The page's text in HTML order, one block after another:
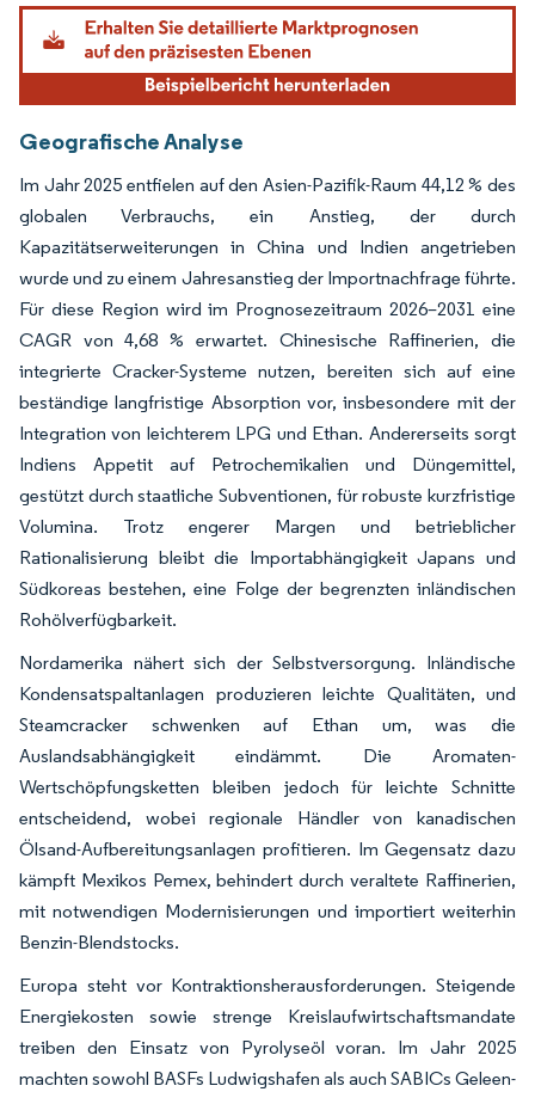
Geografische Analyse
Im Jahr 2025 entfielen auf den Asien-Pazifik-Raum 44,12 % des
globalen Verbrauchs, ein Anstieg, der durch
Kapazitätserweiterungen in China und Indien angetrieben
wurde und zu einem Jahresanstieg der Importnachfrage führte.
Für diese Region wird im Prognosezeitraum 2026–2031 eine
CAGR von 4,68 % erwartet. Chinesische Raffinerien, die
integrierte Cracker-Systeme nutzen, bereiten sich auf eine
beständige langfristige Absorption vor, insbesondere mit der
Integration von leichterem LPG und Ethan. Andererseits sorgt
Indiens Appetit auf Petrochemikalien und Düngemittel,
gestützt durch staatliche Subventionen, für robuste kurzfristige
Volumina. Trotz engerer Margen und betrieblicher
Rationalisierung bleibt die Importabhängigkeit Japans und
Südkoreas bestehen, eine Folge der begrenzten inländischen
Rohölverfügbarkeit.
Nordamerika nähert sich der Selbstversorgung. Inländische
Kondensatspaltanlagen produzieren leichte Qualitäten, und
Steamcracker schwenken auf Ethan um, was die
Auslandsabhängigkeit eindämmt. Die Aromaten-
Wertschöpfungsketten bleiben jedoch für leichte Schnitte
entscheidend, wobei regionale Händler von kanadischen
Ölsand-Aufbereitungsanlagen profitieren. Im Gegensatz dazu
kämpft Mexikos Pemex, behindert durch veraltete Raffinerien,
mit notwendigen Modernisierungen und importiert weiterhin
Benzin-Blendstocks.
Europa steht vor Kontraktionsherausforderungen. Steigende
Energiekosten sowie strenge Kreislaufwirtschaftsmandate
treiben den Einsatz von Pyrolyseöl voran. Im Jahr 2025
machten sowohl BASFs Ludwigshafen als auch SABICs Geleen-